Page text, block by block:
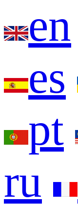
en
es
pt
ru